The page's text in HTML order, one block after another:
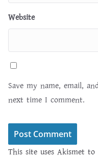
Website
Save my name, email,
next time I comment.
This site uses Akismet to